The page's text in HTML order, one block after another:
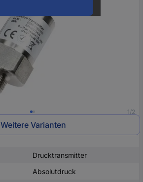
1/2
Weitere Varianten
Drucktransmitter
Absolutdruck